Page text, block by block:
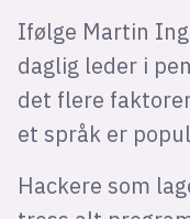
Ifølge Martin
daglig leder i
det flere
et språk er
Hackere som